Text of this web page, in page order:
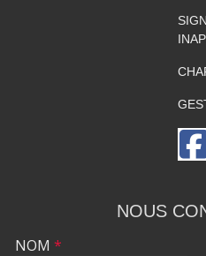
NOUS
NOM *